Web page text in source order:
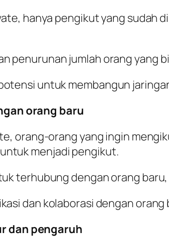
hanya pengikut yang sudah
penurunan jumlah orang
untuk membangun
orang baru
orang-orang yang ingin
menjadi pengikut.
terhubung dengan orang
dan kolaborasi dengan
dan pengaruh